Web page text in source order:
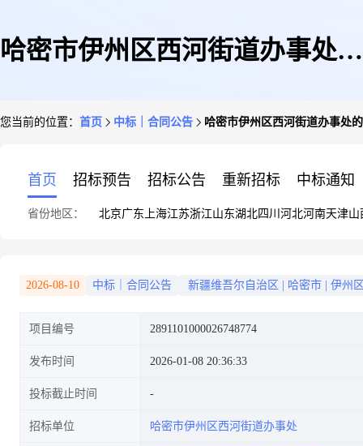
哈密市伊州区西河街道办事处的
您当前的位置： 首页 中标｜合同公告 哈密市伊州区西河街道办事处
首页 招标预告 招标公告 重新招标 中标通知
省份地区： 北京广东 上海江苏浙江山东湖北四川 河北河南天津山
2026-08-10 中标｜合同公告 新疆维吾尔自治区 哈密市 伊州
项目编号 2891101000026748774
发布时间 2026-01-08 20:36:33
投标截止时间
招标单位 哈密市伊州区西河街道办事处